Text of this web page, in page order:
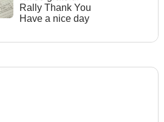
Rally Thank You
Have a nice day